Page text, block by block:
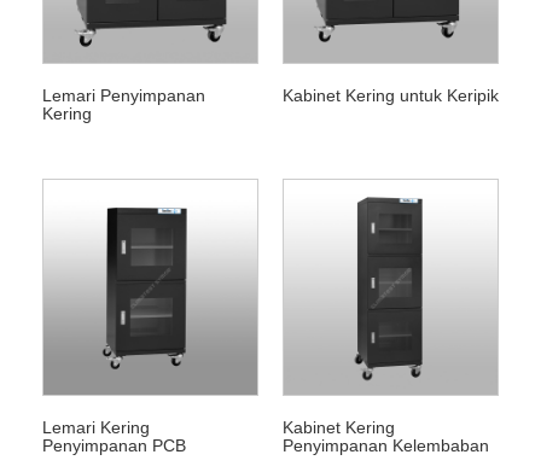
Lemari Penyimpanan
Kering
Kabinet Kering untuk Keripik
Lemari Kering
Penyimpanan PCB
Kabinet Kering
Penyimpanan Kelembaban